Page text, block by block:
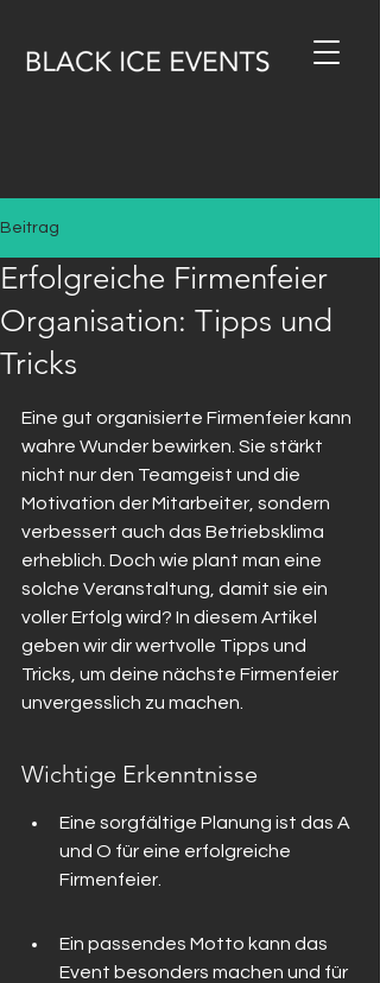
Beitrag
Erfolgreiche Firmenfeier
Organisation: Tipps und
Tricks
Eine gut organisierte Firmenfeier kann
wahre Wunder bewirken. Sie stärkt
nicht nur den Teamgeist und die
Motivation der Mitarbeiter, sondern
verbessert auch das Betriebsklima
erheblich. Doch wie plant man eine
solche Veranstaltung, damit sie ein
voller Erfolg wird? In diesem Artikel
geben wir dir wertvolle Tipps und
Tricks, um deine nächste Firmenfeier
unvergesslich zu machen.
Wichtige Erkenntnisse
Eine sorgfältige Planung ist das A
und O für eine erfolgreiche
Firmenfeier.
Ein passendes Motto kann das
Event besonders machen und für